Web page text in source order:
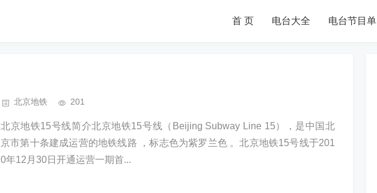
首 页 电台大全 电台节目单
北京地铁 201
北京地铁15号线简介北京地铁15号线（Beijing Subway Line 15），是中国北
京市第十条建成运营的地铁线路 ，标志色为紫罗兰色 。北京地铁15号线于201
0年12月30日开通运营一期首...